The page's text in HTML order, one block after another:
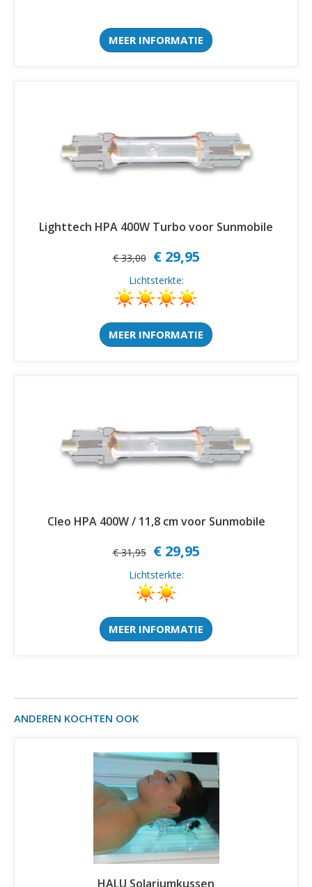
MEER INFORMATIE
Lighttech HPA 400W Turbo voor Sunmobile
€ 33,00 € 29,95
Lichtsterkte:
MEER INFORMATIE
Cleo HPA 400W / 11,8 cm voor Sunmobile
€ 31,95 € 29,95
Lichtsterkte:
MEER INFORMATIE
ANDEREN KOCHTEN OOK
HALU Solariumkussen